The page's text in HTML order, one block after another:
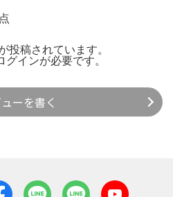
投稿されています。
グインが必要です。
ーを書く